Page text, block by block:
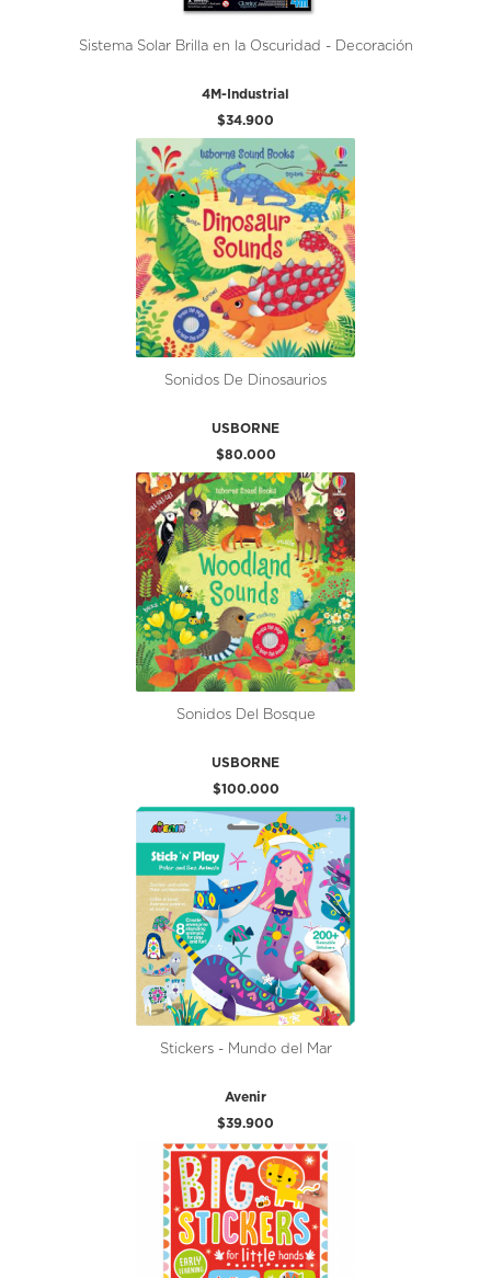
Sistema Solar Brilla en la Oscuridad - Decoración
4M-Industrial
$34.900
Sonidos De Dinosaurios
USBORNE
$80.000
Sonidos Del Bosque
USBORNE
$100.000
Stickers - Mundo del Mar
Avenir
$39.900